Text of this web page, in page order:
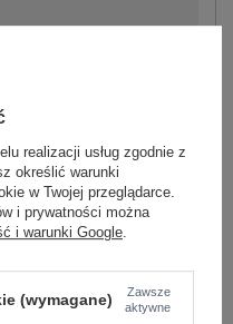
- +
-
realizacji usług zgodnie z
określić warunki
w Twojej przeglądarce.
i prywatności można
i warunki Google.
(wymagane)
Zawsze
aktywne